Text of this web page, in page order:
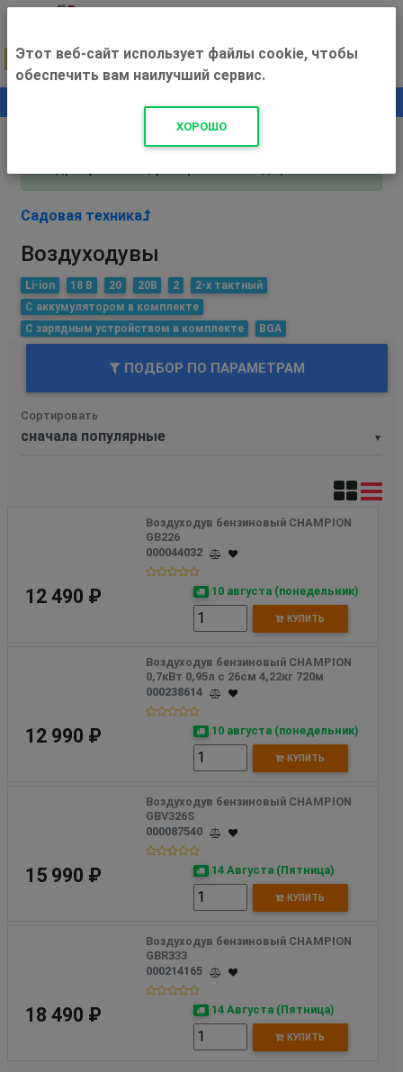
+500 ₽
Внимание! С 3 августа магазин работает по
Садовая техника
Воздуходувы
Li-ion 18 В 20 20В 2
2-х тактный
С аккумулятором в комплекте
С зарядным устройством в комплекте
BGA
ПОДБОР ПО ПАРАМЕТРАМ
▼
Сортировать
Воздуходув бензиновый CHAMPION
GB226
000044032
12 490 ₽ 10 августа (понедельник)
КУПИТЬ
Воздуходув бензиновый CHAMPION
0,7кВт 0,95л с 26см 4,22кг 720м
000238614
12 990 ₽ 10 августа (понедельник)
КУПИТЬ
Воздуходув бензиновый CHAMPION
GBV326S
000087540
15 990 ₽ 14 Августа (Пятница)
КУПИТЬ
Воздуходув бензиновый CHAMPION
GBR333
000214165
18 490 ₽ 14 Августа (Пятница)
КУПИТЬ
Этот веб-сайт использует файлы cookie, чтобы
обеспечить вам наилучший сервис.
ХОРОШО